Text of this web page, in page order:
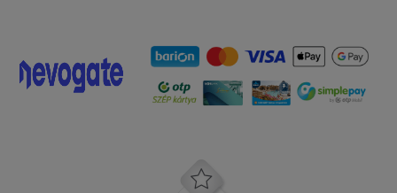
Gyorsan megérkezett a rendelésem,
ami nagyon finom volt! A futár kedves
volt.
sütve,égett volt a teteje! Élvezhetetlen